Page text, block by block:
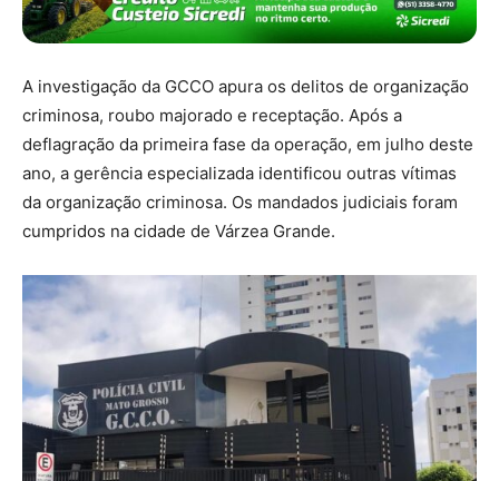
A investigação da GCCO apura os delitos de organização
criminosa, roubo majorado e receptação. Após a
deflagração da primeira fase da operação, em julho deste
ano, a gerência especializada identificou outras vítimas
da organização criminosa. Os mandados judiciais foram
cumpridos na cidade de Várzea Grande.